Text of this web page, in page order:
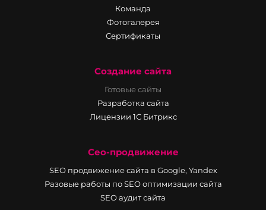
Команда
Фотогалерея
Сертификаты
Создание сайта
Готовые сайты
Разработка сайта
Лицензии 1С Битрикс
Сео-продвижение
SEO продвижение сайта в Google, Yandex
Разовые работы по SEO оптимизации сайта
SEO аудит сайта